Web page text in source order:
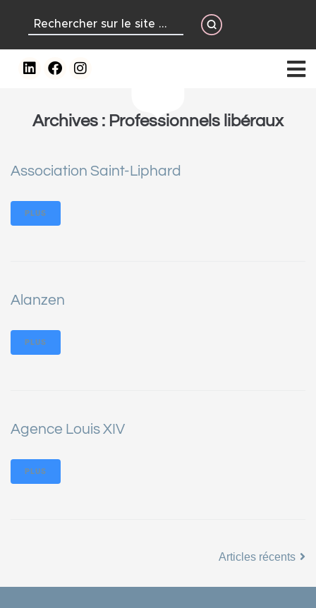
principal
Archives : Professionnels libéraux
Association Saint-Liphard
PLUS
Alanzen
PLUS
Agence Louis XIV
PLUS
Articles récents